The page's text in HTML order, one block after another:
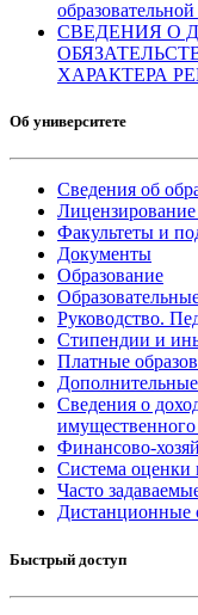
СВЕДЕНИЯ О
ХАРАКТЕРА
Об университете
Сведения об
Факультеты и
Документы
Образование
Руководство.
Стипендии и
Платные
Дополнительные
Сведения о
имущественного
Финансово-
Система оценки
Часто
Дистанционные
Быстрый доступ